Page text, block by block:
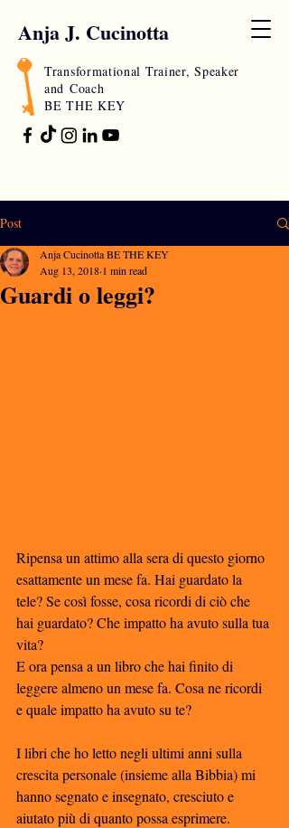
Anja J. Cucinotta
Transformational Trainer, Speaker
and Coach
BE THE KEY
Post
Guardi o leggi?
Anja Cucinotta BE THE KEY
Aug 13, 2018 1 min read
Ripensa un attimo alla sera di questo giorno
esattamente un mese fa. Hai guardato la
tele? Se così fosse, cosa ricordi di ciò che
hai guardato? Che impatto ha avuto sulla tua
vita?
E ora pensa a un libro che hai finito di
leggere almeno un mese fa. Cosa ne ricordi
e quale impatto ha avuto su te?
I libri che ho letto negli ultimi anni sulla
crescita personale (insieme alla Bibbia) mi
hanno segnato e insegnato, cresciuto e
aiutato più di quanto possa esprimere.